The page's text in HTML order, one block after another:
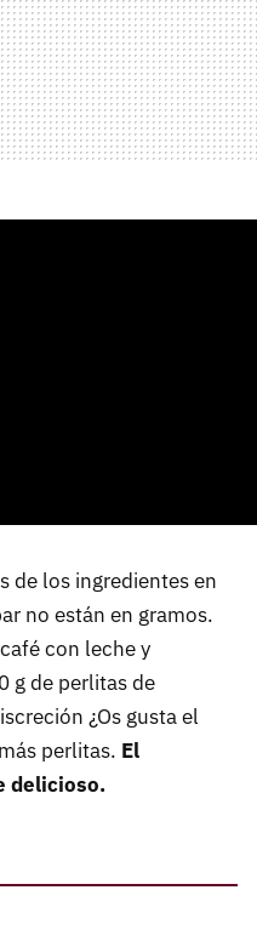
de los ingredientes en
no están en gramos.
con leche y
g de perlitas de
¿Os gusta el
perlitas. El
delicioso.